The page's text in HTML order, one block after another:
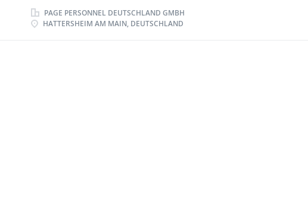
PAGE PERSONNEL DEUTSCHLAND GMBH
HATTERSHEIM AM MAIN, DEUTSCHLAND